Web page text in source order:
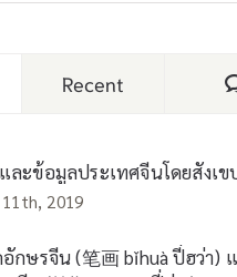
Recent
ะข้อมูลประเทศจีนโดยสังเข
2019
กษรจีน (笔画 bǐhuà ปี่ฮว่า)